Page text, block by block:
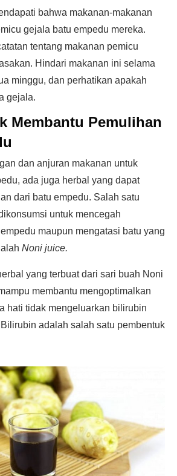
bahwa makanan-makanan
gejala batu empedu mereka.
tentang makanan pemicu
Hindari makanan ini selama
minggu, dan perhatikan apakah
gejala.
Membantu Pemulihan
dan anjuran makanan untuk
ada juga herbal yang dapat
dari batu empedu. Salah satu
untuk mencegah
maupun mengatasi batu yang
Noni juice.
yang terbuat dari sari buah Noni
membantu mengoptimalkan
hati tidak mengeluarkan bilirubin
adalah salah satu pembentuk